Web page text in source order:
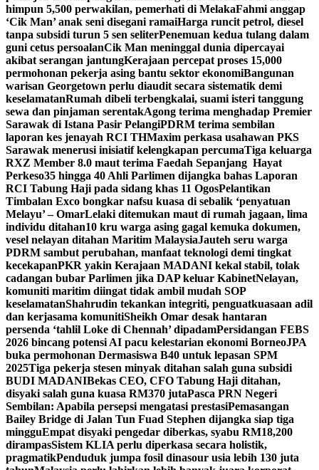
himpun 5,500 perwakilan, pemerhati di MelakaFahmi anggap
‘Cik Man’ anak seni disegani ramaiHarga runcit petrol, diesel
tanpa subsidi turun 5 sen seliterPenemuan kedua tulang dalam
guni cetus persoalanCik Man meninggal dunia dipercayai
akibat serangan jantungKerajaan percepat proses 15,000
permohonan pekerja asing bantu sektor ekonomiBangunan
warisan Georgetown perlu diaudit secara sistematik demi
keselamatanRumah dibeli terbengkalai, suami isteri tanggung
sewa dan pinjaman serentakAgong terima menghadap Premier
Sarawak di Istana Pasir PelangiPDRM terima sembilan
laporan kes jenayah RCI THMaxim perkasa usahawan PKS
Sarawak menerusi inisiatif kelengkapan percumaTiga keluarga
RXZ Member 8.0 maut terima Faedah Sepanjang Hayat
Perkeso35 hingga 40 Ahli Parlimen dijangka bahas Laporan
RCI Tabung Haji pada sidang khas 11 OgosPelantikan
Timbalan Exco bongkar nafsu kuasa di sebalik ‘penyatuan
Melayu’ – OmarLelaki ditemukan maut di rumah jagaan, lima
individu ditahan10 kru warga asing gagal kemuka dokumen,
vesel nelayan ditahan Maritim MalaysiaJauteh seru warga
PDRM sambut perubahan, manfaat teknologi demi tingkat
kecekapanPKR yakin Kerajaan MADANI kekal stabil, tolak
cadangan bubar Parlimen jika DAP keluar KabinetNelayan,
komuniti maritim diingat tidak ambil mudah SOP
keselamatanShahrudin tekankan integriti, penguatkuasaan adil
dan kerjasama komunitiSheikh Omar desak hantaran
persenda ‘tahlil Loke di Chennah’ dipadamPersidangan FEBS
2026 bincang potensi AI pacu kelestarian ekonomi BorneoJPA
buka permohonan Dermasiswa B40 untuk lepasan SPM
2025Tiga pekerja stesen minyak ditahan salah guna subsidi
BUDI MADANIBekas CEO, CFO Tabung Haji ditahan,
disyaki salah guna kuasa RM370 jutaPasca PRN Negeri
Sembilan: Apabila persepsi mengatasi prestasiPemasangan
Bailey Bridge di Jalan Tun Fuad Stephen dijangka siap tiga
mingguEmpat disyaki pengedar diberkas, syabu RM18,200
dirampasSistem KLIA perlu diperkasa secara holistik,
pragmatikPenduduk jumpa fosil dinasour usia lebih 130 juta